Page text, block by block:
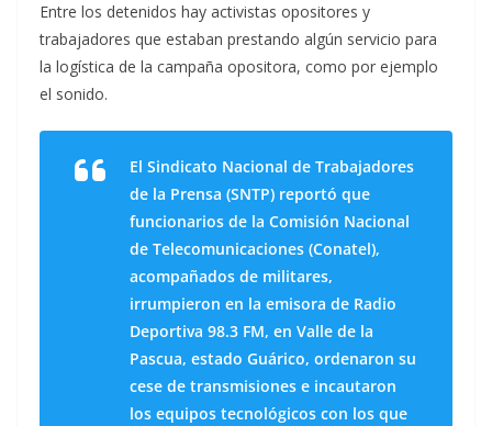
Entre los detenidos hay activistas opositores y
trabajadores que estaban prestando algún servicio para
la logística de la campaña opositora, como por ejemplo
el sonido.
El Sindicato Nacional de Trabajadores
de la Prensa (SNTP) reportó que
funcionarios de la Comisión Nacional
de Telecomunicaciones (Conatel),
acompañados de militares,
irrumpieron en la emisora de Radio
Deportiva 98.3 FM, en Valle de la
Pascua, estado Guárico, ordenaron su
cese de transmisiones e incautaron
los equipos tecnológicos con los que